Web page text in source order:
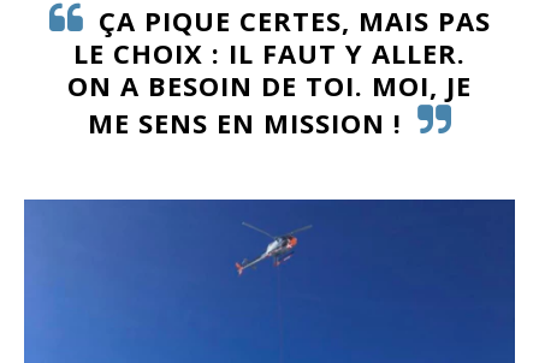
ÇA PIQUE CERTES, MAIS PAS
LE CHOIX : IL FAUT Y ALLER.
ON A BESOIN DE TOI. MOI, JE
ME SENS EN MISSION !